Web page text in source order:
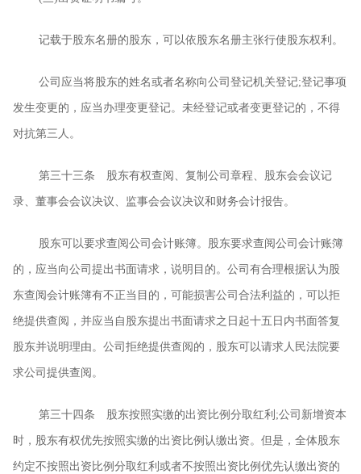
记载于股东名册的股东，可以依股东名册主张行使股东权利。
公司应当将股东的姓名或者名称向公司登记机关登记;登记事项
发生变更的，应当办理变更登记。未经登记或者变更登记的，不得
对抗第三人。
第三十三条 股东有权查阅、复制公司章程、股东会会议记
录、董事会会议决议、监事会会议决议和财务会计报告。
股东可以要求查阅公司会计账簿。股东要求查阅公司会计账簿
的，应当向公司提出书面请求，说明目的。公司有合理根据认为股
东查阅会计账簿有不正当目的，可能损害公司合法利益的，可以拒
绝提供查阅，并应当自股东提出书面请求之日起十五日内书面答复
股东并说明理由。公司拒绝提供查阅的，股东可以请求人民法院要
求公司提供查阅。
第三十四条 股东按照实缴的出资比例分取红利 ;公司新增资本
时，股东有权优先按照实缴的出资比例认缴出资。但是，全体股东
约定不按照出资比例分取红利或者不按照出资比例优先认缴出资的